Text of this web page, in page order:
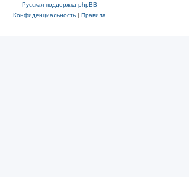
Русская поддержка phpBB
Конфиденциальность| Правила